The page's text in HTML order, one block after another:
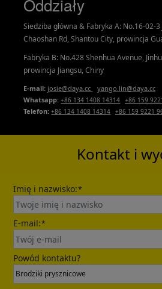
Oddziały
Siedziba główna & Fabryka A: No.16-02-
Chaoshan Rd, Shantou City, prowincja
Fabryka B: No.428 Shenhua Avenue,
prowincja Jiangsu, Chiny
E-mail: josie@daya.cc
yango.lin@daya.cc
Whatsapp: +86 134 1408 14314 +86 159
Telefon: +86 134 1408 14314 +86 159 9221
Kontakt i
Imię i nazwisko:*
E-mail:*
Powód kontaktu?